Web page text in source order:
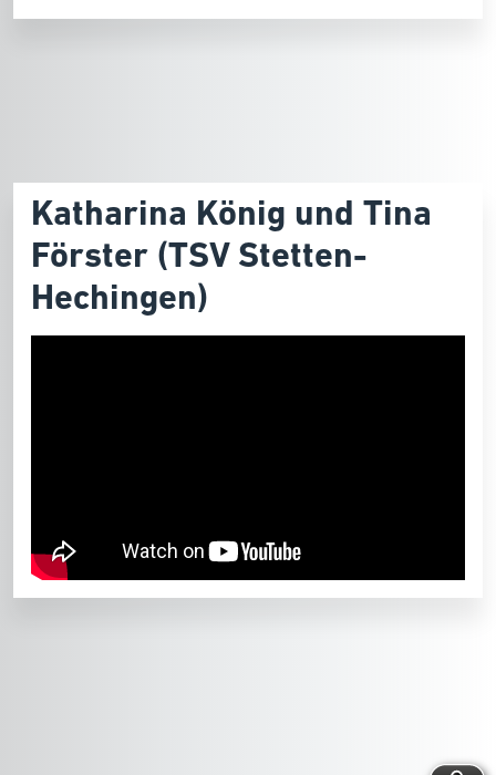
Katharina König und Tina
Förster (TSV Stetten-
Hechingen)